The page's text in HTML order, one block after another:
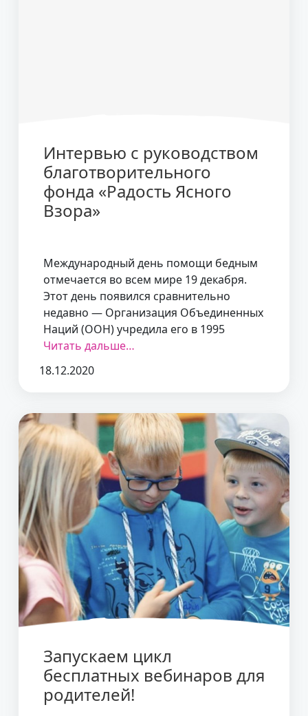
Интервью с руководством
благотворительного
фонда «Радость Ясного
Взора»
Международный день помощи бедным
отмечается во всем мире 19 декабря.
Этот день появился сравнительно
недавно — Организация Объединенных
Наций (ООН) учредила его в 1995
Читать дальше…
18.12.2020
Запускаем цикл
бесплатных вебинаров для
родителей!